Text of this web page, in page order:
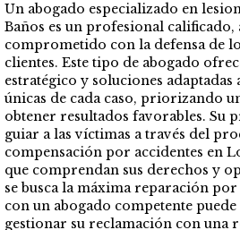
Un abogado especializado en
Baños es un profesional calificado,
comprometido con la defensa de
clientes. Este tipo de abogado
estratégico y soluciones adaptadas
únicas de cada caso, priorizando
obtener resultados favorables. Su
guiar a las víctimas a través del
compensación por accidentes en
que comprendan sus derechos y
se busca la máxima reparación
con un abogado competente
gestionar su reclamación con una